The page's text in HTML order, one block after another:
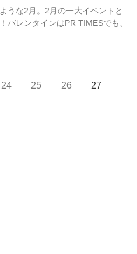
うな2月。2月の一大イベントと
バレンタインはPR TIMESでも、
24 25 26 27